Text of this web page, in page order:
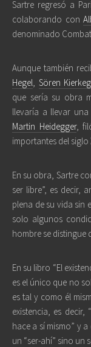
Sartre regresó a
colaborando con
denominado
Aunque también
Hegel, Sören
que sería su obra
llevaría a llevar
Martin Heidegger,
importantes del siglo
En su obra, Sartre
ser libre”, es decir,
plena de su vida sin
solo algunos
hombre se distingue
En su libro “El
es el único que no
es tal y como él
existencia, es
hace a sí mismo” y
un “ser-ahí” sino un